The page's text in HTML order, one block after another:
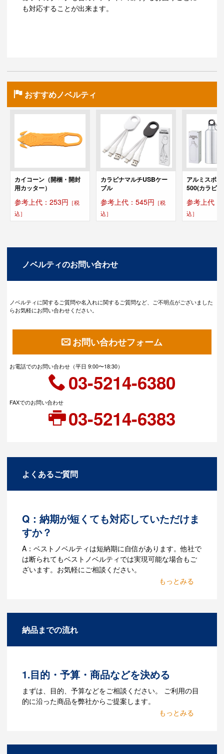
も対応することが出来ます。
おすすめノベルティ
カイコーン（開梱・開封
用カッター）
参考上代：253円 ［税
込］
カラビナマルチUSBケー
ブル
参考上代：545円 ［税
込］
アルミスポ
500(カラビ
参考上代：
込］
ノベルティのお問い合わせ
ノベルティに関するご質問や名入れに関するご質問など、ご不明点がございました
らお気軽にお問い合わせください。
お問い合わせフォーム
お電話でのお問い合わせ（平日 9:00〜18:30）
03-5214-6380
FAXでのお問い合わせ
03-5214-6383
よくあるご質問
Q：納期が短くても対応していただけま
すか？
A：ベストノベルティは短納期に自信があります。他社で
は断られてもベストノベルティでは実現可能な場合もご
ざいます。お気軽にご相談ください。
があります。Adobe illustratorのaiファイ
Q：ウェブサイトに掲載され
ていないオリジナルのノベル
納品までの流れ
1.目的・予算・商品などを決める
まずは、目的、予算などをご相談ください。 ご利用の目
的に沿った商品を弊社からご提案します。